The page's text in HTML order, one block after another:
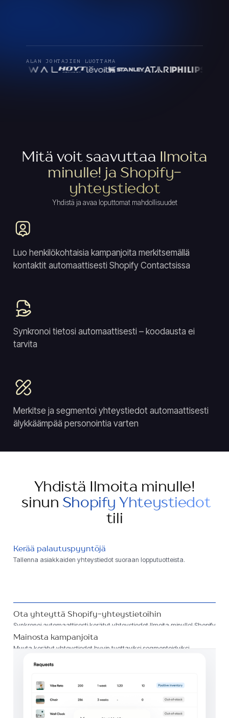
ALAN JOHTAJIEN LUOTTAMA
Mitä voit saavuttaa
Ilmoita
minulle! ja Shopify-
yhteystiedot
Yhdistä ja avaa loputtomat mahdollisuudet
Luo henkilökohtaisia ​​kampanjoita merkitsemällä
kontaktit automaattisesti Shopify Contactsissa
Synkronoi tietosi automaattisesti – koodausta ei
tarvita
Merkitse ja segmentoi yhteystiedot automaattisesti
älykkäämpää personointia varten
Yhdistä Ilmoita minulle!
sinun Shopify Yhteystiedot
tili
Kerää palautuspyyntöjä
Tallenna asiakkaiden yhteystiedot suoraan lopputuotteista.
Ota yhteyttä Shopify-yhteystietoihin
Synkronoi automaattisesti kerätyt yhteystiedot Ilmoita minulle! Shopify
Contacts -tilillesi.
Mainosta kampanjoita
Muuta kerätyt yhteystiedot hyvin tuottaviksi segmentoiduiksi